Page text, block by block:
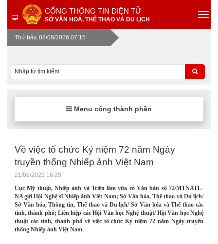
CỔNG THÔNG TIN ĐIỆN TỬ
SỞ VĂN HOÁ, THỂ THAO VÀ DU LỊCH
Thứ bảy, 08/08/2026 07:15
Menu cổng thành phần
Về việc tổ chức Kỷ niệm 72 năm Ngày
truyền thống Nhiếp ảnh Việt Nam
21/02/2025 16:25
Cục Mỹ thuật, Nhiếp ảnh và Triển lãm vừa có Văn bản số 72/MTNATL-
NA gửi Hội Nghệ sĩ Nhiếp ảnh Việt Nam; Sở Văn hóa, Thể thao và Du lịch/
Sở Văn hóa, Thông tin, Thể thao và Du lịch/ Sở Văn hóa và Thể thao các
tỉnh, thành phố; Liên hiệp các Hội Văn học Nghệ thuật/ Hội Văn học Nghệ
thuật các tỉnh, thành phố về việc tổ chức Kỷ niệm 72 năm Ngày truyền
thống Nhiếp ảnh Việt Nam.